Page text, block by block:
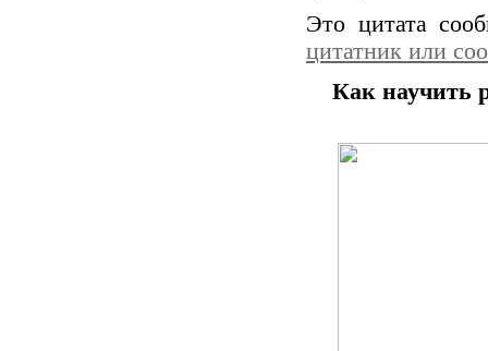
Это цитата
цитатник или
Как научить